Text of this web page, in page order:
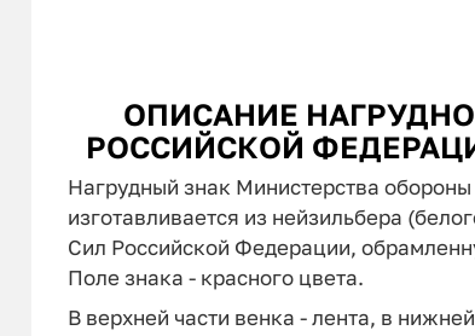
ОПИСАНИЕ
РОССИЙСКОЙ
Нагрудный знак Министерства
изготавливается из нейзильбера
Сил Российской Федерации,
Поле знака - красного цвета.
В верхней части венка - лента, в